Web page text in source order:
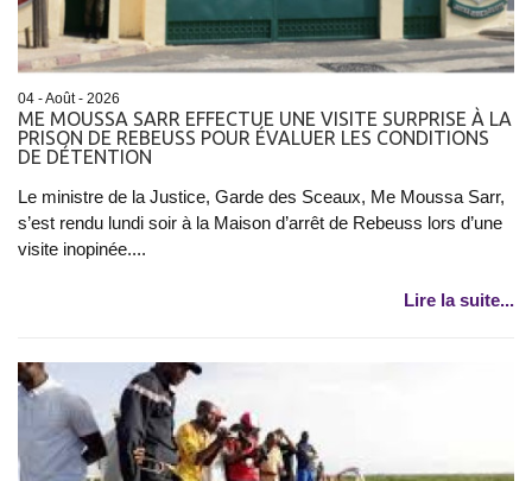
04 - Août - 2026
ME MOUSSA SARR EFFECTUE UNE VISITE SURPRISE À LA
PRISON DE REBEUSS POUR ÉVALUER LES CONDITIONS
DE DÉTENTION
Le ministre de la Justice, Garde des Sceaux, Me Moussa Sarr,
s’est rendu lundi soir à la Maison d’arrêt de Rebeuss lors d’une
visite inopinée....
Lire la suite...